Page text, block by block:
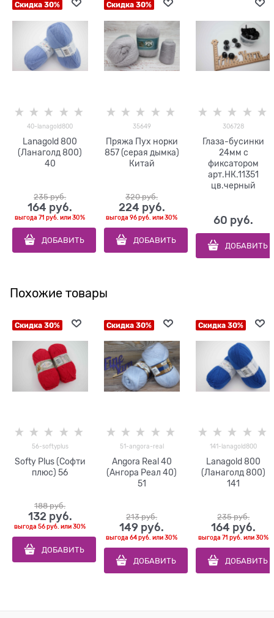
Скидка 30%
40-lanagold800
Lanagold 800
(Ланаголд 800)
40
235 руб.
164 руб.
выгода71 руб. или30%
ДОБАВИТЬ
Скидка 30%
35649
Пряжа Пух норки
857 (серая дымка)
Китай
320 руб.
224 руб.
выгода96 руб. или30%
ДОБАВИТЬ
306728
Глаза-бусинки
24мм с
фиксатором
арт.НК.11351
цв.черный
60 руб.
ДОБАВИТЬ
Похожие товары
Скидка 30%
56-softyplus
Softy Plus (Софти
плюс) 56
188 руб.
132 руб.
выгода56 руб. или30%
ДОБАВИТЬ
Скидка 30%
51-angora-real
Angora Real 40
(Ангора Реал 40)
51
213 руб.
149 руб.
выгода64 руб. или30%
ДОБАВИТЬ
Скидка 30%
141-lanagold800
Lanagold 800
(Ланаголд 800)
141
235 руб.
164 руб.
выгода71 руб. или30%
ДОБАВИТЬ